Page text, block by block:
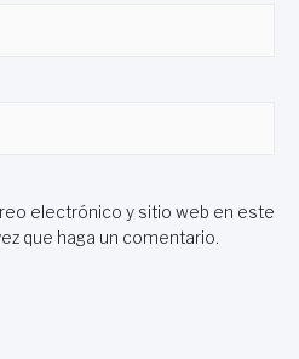
electrónico y sitio web en este
que haga un comentario.